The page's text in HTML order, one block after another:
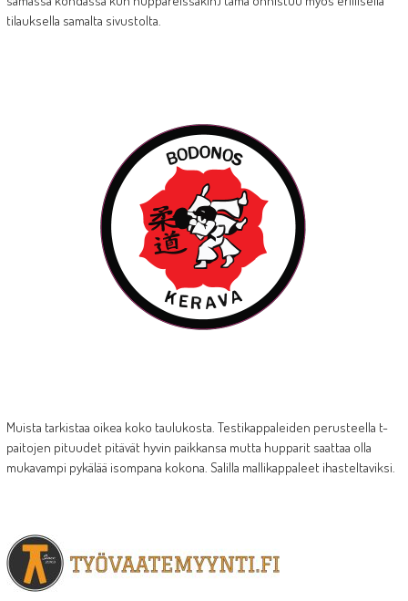
tilauksella samalta sivustolta.
Muista tarkistaa oikea koko taulukosta. Testikappaleiden perusteella t-
paitojen pituudet pitävät hyvin paikkansa mutta hupparit saattaa olla
mukavampi pykälää isompana kokona. Salilla mallikappaleet ihasteltaviksi.